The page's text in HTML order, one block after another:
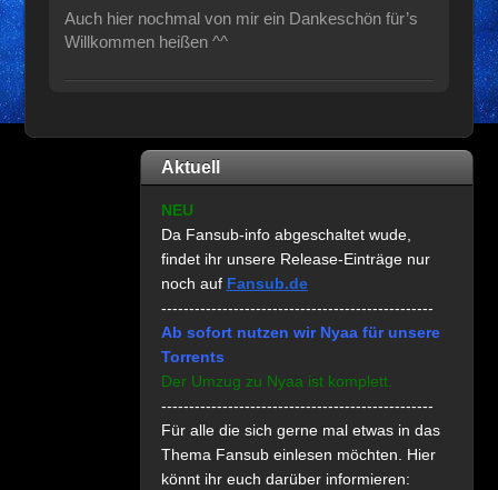
Auch hier nochmal von mir ein Dankeschön für’s
Willkommen heißen ^^
Aktuell
NEU
Da Fansub-info abgeschaltet wude,
findet ihr unsere Release-Einträge nur
noch auf Fansub.de
-------------------------------------------------
Ab sofort nutzen wir Nyaa für unsere
Torrents
Der Umzug zu Nyaa ist komplett.
-------------------------------------------------
Für alle die sich gerne mal etwas in das
Thema Fansub einlesen möchten. Hier
könnt ihr euch darüber informieren: